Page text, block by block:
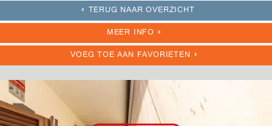
TERUG NAAR OVERZICHT
MEER INFO
VOEG TOE AAN FAVORIETEN